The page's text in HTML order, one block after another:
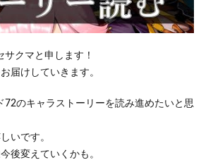
クマと申します！
届けしていきます。
72のキャラストーリーを読み進めたいと思
いです。
後変えていくかも。